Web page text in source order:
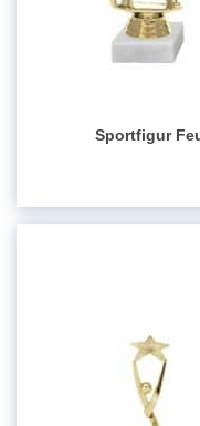
Sportfigur